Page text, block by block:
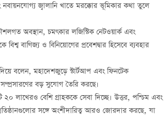
জ্বালানি খাতে মরক্কোর ভূমিকার কথা তুলে
অবস্থান, চমৎকার লজিস্টিক নেটওয়ার্ক এবং
বাণিজ্য ও বিনিয়োগের প্রবেশদ্বার হিসেবে ব্যবহার
বলেন, মহাদেশজুড়ে স্টার্টআপ এবং ফিনটেক
বড় সুযোগ তৈরি করছে।
লাখেরও বেশি গ্রাহককে সেবা দিচ্ছে। উত্তর, পশ্চিম এবং
সঙ্গে অংশীদারিত্ব আরও জোরদার করছে, যা